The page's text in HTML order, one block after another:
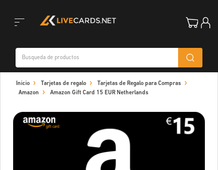
navigation
Inicio Tarjetas de regalo
Tarjetas de Regalo para Compras
Amazon
Amazon Gift Card 15 EUR Netherlands